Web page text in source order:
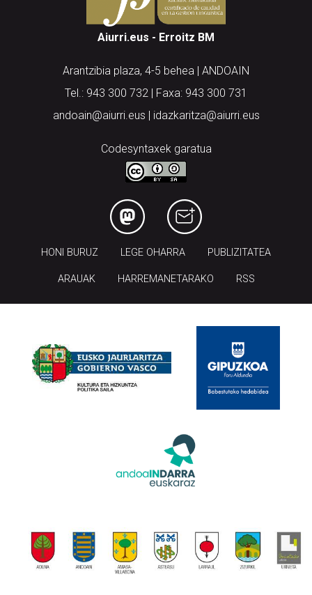
Aiurri.eus - Erroitz BM
Arantzibia plaza, 4-5 behea | ANDOAIN
Tel.: 943 300 732 | Faxa: 943 300 731
andoain@aiurri.eus | idazkaritza@aiurri.eus
Codesyntaxek garatua
HONI BURUZ LEGE OHARRA PUBLIZITATEA
ARAUAK HARREMANETARAKO RSS